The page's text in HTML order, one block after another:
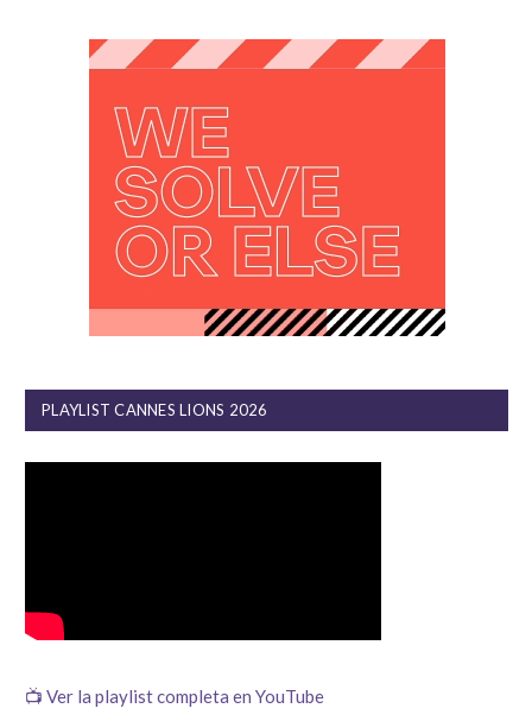
PLAYLIST CANNES LIONS 2026
📺 Ver la playlist completa en YouTube